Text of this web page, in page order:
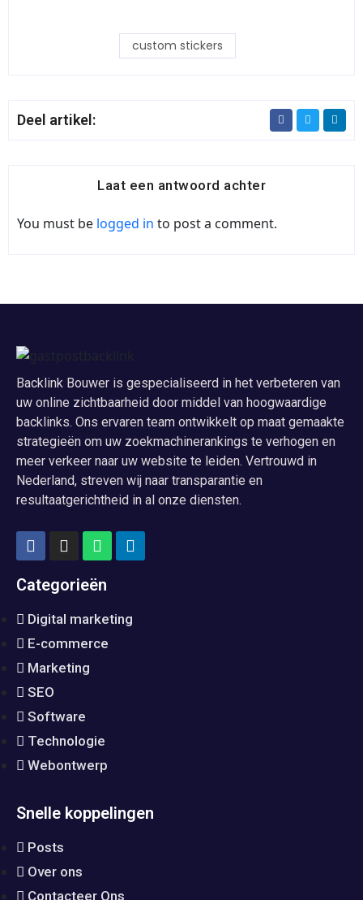
custom stickers
Deel artikel:
Laat een antwoord achter
You must be logged in to post a comment.
Backlink Bouwer is gespecialiseerd in het verbeteren van
uw online zichtbaarheid door middel van hoogwaardige
backlinks. Ons ervaren team ontwikkelt op maat gemaakte
strategieën om uw zoekmachinerankings te verhogen en
meer verkeer naar uw website te leiden. Vertrouwd in
Nederland, streven wij naar transparantie en
resultaatgerichtheid in al onze diensten.
Categorieën
Digital marketing
E-commerce
Marketing
SEO
Software
Technologie
Webontwerp
Snelle koppelingen
Posts
Over ons
Contacteer Ons